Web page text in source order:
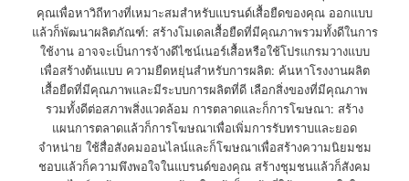
คุณเพื่อหาวิถีทางที่เหมาะสมสำหรับแบรนด์เสื้อยืดของคุณ ออกแบบ
แล้วก็พัฒนาผลิตภัณฑ์: สร้างโมเดลเสื้อยืดที่มีคุณภาพรวมทั้งดีในการ
ใช้งาน อาจจะเป็นการจ้างดีไซน์เนอร์เสื้อหรือใช้โปรแกรมวางแบบ
เพื่อสร้างต้นแบบ ความยืดหยุ่นสำหรับการผลิต: ค้นหาโรงงานผลิต
เสื้อยืดที่มีคุณภาพและมีระบบการผลิตที่ดี เลือกสิ่งของที่มีคุณภาพ
รวมทั้งดีต่อสภาพสิ่งแวดล้อม การตลาดและก็การโฆษณา: สร้าง
แผนการตลาดแล้วก็การโฆษณาเพื่อเพิ่มการรับทราบและยอด
จำหน่าย ใช้สื่อสังคมออนไลน์และก็โฆษณาเพื่อสร้างความนิยมชม
ชอบแล้วก็ความพึงพอใจในแบรนด์ของคุณ สร้างชุมชนแล้วก็สังคม